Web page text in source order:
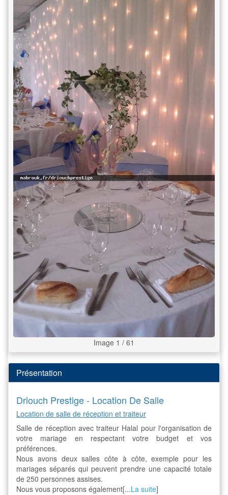
Image 1 / 61
Présentation
Driouch Prestige - Location De Salle
Location de salle de réception et traiteur
Salle de réception avec traiteur Halal pour l'organisation de
votre mariage en respectant votre budget et vos
préférences.
Nous avons deux salles côte à côte, exemple pour les
mariages séparés qui peuvent prendre une capacité totale
de 250 personnes assises.
Nous vous proposons également[...La suite]